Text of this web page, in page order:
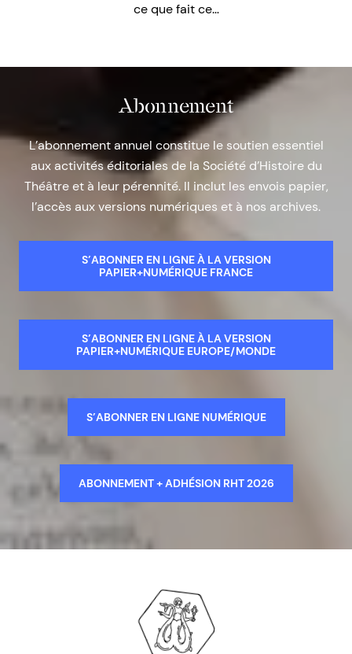
ce que fait ce…
Abonnement
L’abonnement annuel constitue le soutien essentiel
aux activités éditoriales de la Société d’Histoire du
Théâtre et à leur pérennité. Il inclut les envois papier,
l’accès aux versions numériques et à nos archives.
S’ABONNER EN LIGNE À LA VERSION
PAPIER+NUMÉRIQUE FRANCE
S’ABONNER EN LIGNE À LA VERSION
PAPIER+NUMÉRIQUE EUROPE/MONDE
S’ABONNER EN LIGNE NUMÉRIQUE
ABONNEMENT + ADHÉSION RHT 2026